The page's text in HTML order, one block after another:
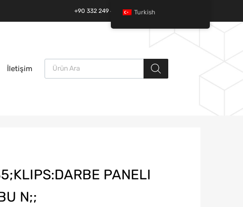
+90 332 249 49 01 | +90 532 685 32 42
İletişim
Ürün arama
PANELI
N;;
Turkish